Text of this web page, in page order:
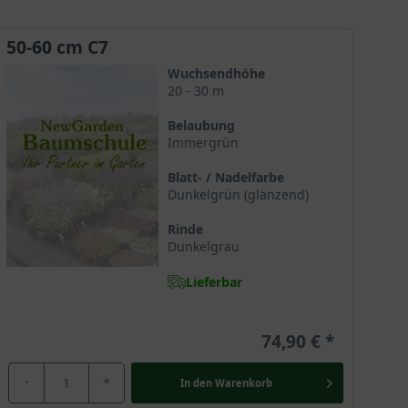
Nordmanns-Tanne bekannt. Das Nadelwerk der
dann mit dekorativen Früchten. Die Selektion
begeistert sie mit ihrer schlichten Eleganz und
50-60 cm C7
Wuchsendhöhe
20 - 30 m
Belaubung
Immergrün
Blatt- / Nadelfarbe
Dunkelgrün (glänzend)
Rinde
Dunkelgrau
Lieferbar
74,90 €
- + In den Warenkorb